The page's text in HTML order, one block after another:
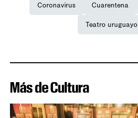
Coronavirus Cuarentena
Teatro uruguayo
Más de Cultura